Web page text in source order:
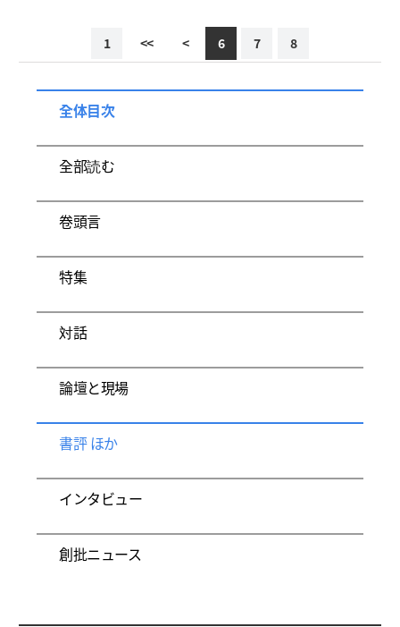
1 << < 6 7 8
全体目次
全部読む
卷頭言
特集
対話
論壇と現場
書評 ほか
インタビュー
創批ニュース